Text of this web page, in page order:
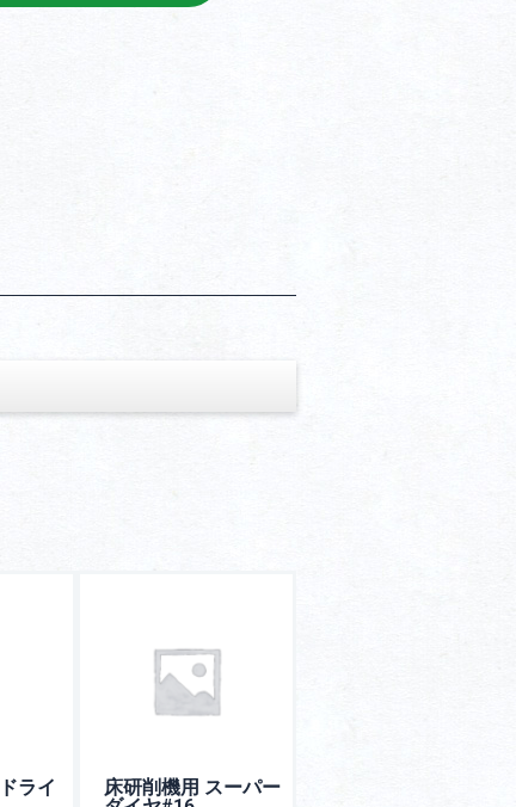
ライ
床研削機用 スーパー